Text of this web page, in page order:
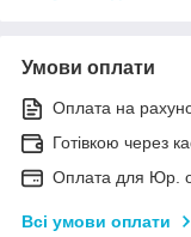
Умови оплати
Оплата на
Готівкою через
Оплата для Юр.
Всі умови оплати